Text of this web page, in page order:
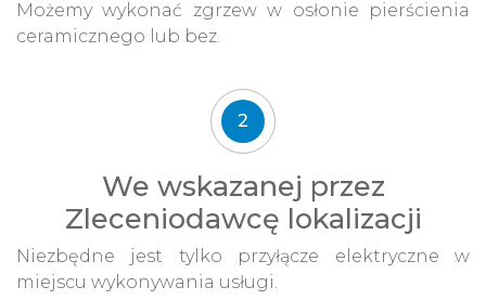
Możemy wykonać zgrzew w osłonie pierścienia
ceramicznego lub bez.
2
We wskazanej przez
Zleceniodawcę lokalizacji
Niezbędne jest tylko przyłącze elektryczne w
miejscu wykonywania usługi.